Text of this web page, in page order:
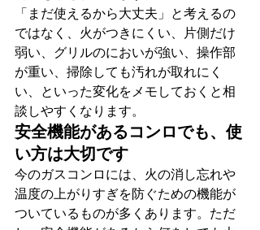
「まだ使えるから大丈夫」と考えるの
ではなく、火がつきにくい、片側だけ
弱い、グリルのにおいが強い、操作部
が重い、掃除しても汚れが取れにく
い、といった変化をメモしておくと相
談しやすくなります。
安全機能があるコンロでも、使
い方は大切です
今のガスコンロには、火の消し忘れや
温度の上がりすぎを防ぐための機能が
ついているものが多くあります。ただ